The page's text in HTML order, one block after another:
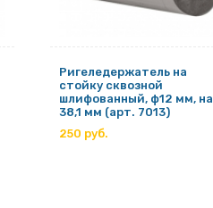
Ригеледержатель на
стойку сквозной
шлифованный, ф12 мм, на
38,1 мм (арт. 7013)
250 руб.